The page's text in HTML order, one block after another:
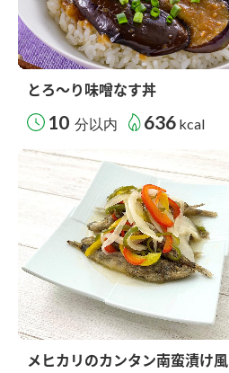
とろ～り味噌なす丼
10 分以内 636 kcal
メヒカリのカンタン南蛮漬け風